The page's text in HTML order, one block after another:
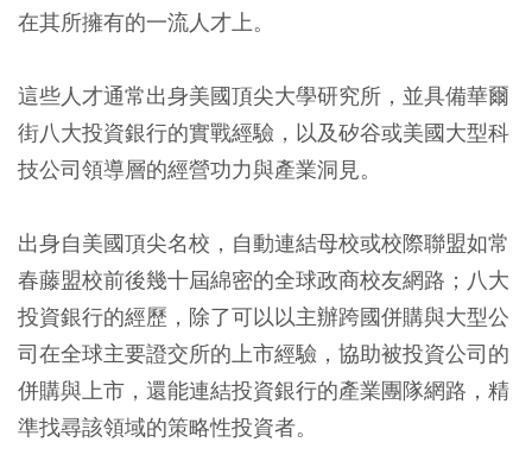
在其所擁有的一流人才上。
這些人才通常出身美國頂尖大學研究所，並具備華爾
街八大投資銀行的實戰經驗，以及矽谷或美國大型科
技公司領導層的經營功力與產業洞見。
出身自美國頂尖名校，自動連結母校或校際聯盟如常
春藤盟校前後幾十屆綿密的全球政商校友網路；八大
投資銀行的經歷，除了可以以主辦跨國併購與大型公
司在全球主要證交所的上市經驗，協助被投資公司的
併購與上市，還能連結投資銀行的產業團隊網路，精
準找尋該領域的策略性投資者。